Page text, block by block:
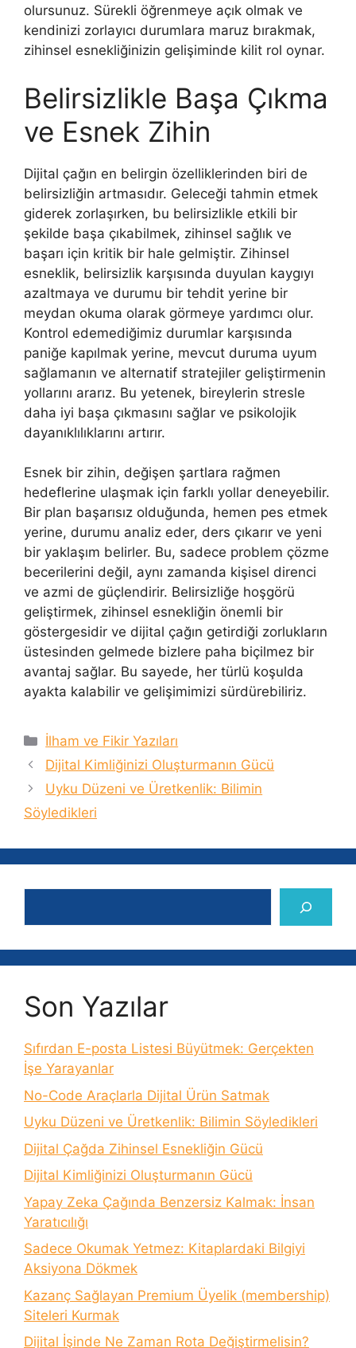
olursunuz. Sürekli öğrenmeye açık olmak ve
kendinizi zorlayıcı durumlara maruz bırakmak,
zihinsel esnekliğinizin gelişiminde kilit rol oynar.
Belirsizlikle Başa Çıkma
ve Esnek Zihin
Dijital çağın en belirgin özelliklerinden biri de
belirsizliğin artmasıdır. Geleceği tahmin etmek
giderek zorlaşırken, bu belirsizlikle etkili bir
şekilde başa çıkabilmek, zihinsel sağlık ve
başarı için kritik bir hale gelmiştir. Zihinsel
esneklik, belirsizlik karşısında duyulan kaygıyı
azaltmaya ve durumu bir tehdit yerine bir
meydan okuma olarak görmeye yardımcı olur.
Kontrol edemediğimiz durumlar karşısında
paniğe kapılmak yerine, mevcut duruma uyum
sağlamanın ve alternatif stratejiler geliştirmenin
yollarını ararız. Bu yetenek, bireylerin stresle
daha iyi başa çıkmasını sağlar ve psikolojik
dayanıklılıklarını artırır.
Esnek bir zihin, değişen şartlara rağmen
hedeflerine ulaşmak için farklı yollar deneyebilir.
Bir plan başarısız olduğunda, hemen pes etmek
yerine, durumu analiz eder, ders çıkarır ve yeni
bir yaklaşım belirler. Bu, sadece problem çözme
becerilerini değil, aynı zamanda kişisel direnci
ve azmi de güçlendirir. Belirsizliğe hoşgörü
geliştirmek, zihinsel esnekliğin önemli bir
göstergesidir ve dijital çağın getirdiği zorlukların
üstesinden gelmede bizlere paha biçilmez bir
avantaj sağlar. Bu sayede, her türlü koşulda
ayakta kalabilir ve gelişimimizi sürdürebiliriz.
Kategoriler
İlham ve Fikir Yazıları
Dijital Kimliğinizi Oluşturmanın Gücü
Uyku Düzeni ve Üretkenlik: Bilimin
Söyledikleri
Son Yazılar
Sıfırdan E-posta Listesi Büyütmek: Gerçekten
İşe Yarayanlar
No-Code Araçlarla Dijital Ürün Satmak
Uyku Düzeni ve Üretkenlik: Bilimin Söyledikleri
Dijital Çağda Zihinsel Esnekliğin Gücü
Dijital Kimliğinizi Oluşturmanın Gücü
Yapay Zeka Çağında Benzersiz Kalmak: İnsan
Yaratıcılığı
Sadece Okumak Yetmez: Kitaplardaki Bilgiyi
Aksiyona Dökmek
Kazanç Sağlayan Premium Üyelik (membership)
Siteleri Kurmak
Dijital İşinde Ne Zaman Rota Değiştirmelisin?